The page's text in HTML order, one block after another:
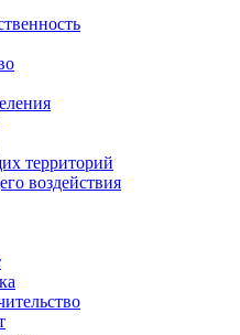
территорий
воздействия